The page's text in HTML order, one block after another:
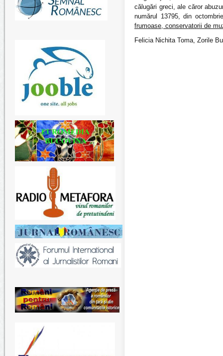
călugări greci, ale căror
numărul 13795, din
frumoase, conservatorii de
Felicia Nichita Toma, Zorile